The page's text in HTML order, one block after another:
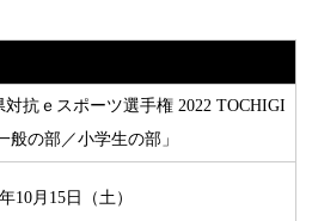
対抗ｅスポーツ選手権 2022 TOCHIGI
般の部／小学生の部」
10月15日（土）